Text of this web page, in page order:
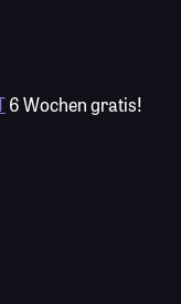
6 Wochen gratis!